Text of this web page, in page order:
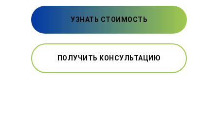
УЗНАТЬ СТОИМОСТЬ
ПОЛУЧИТЬ КОНСУЛЬТАЦИЮ